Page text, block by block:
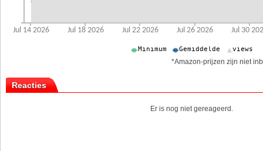
*Amazon-prijzen zijn niet
Reacties
Er is nog niet gereageerd.